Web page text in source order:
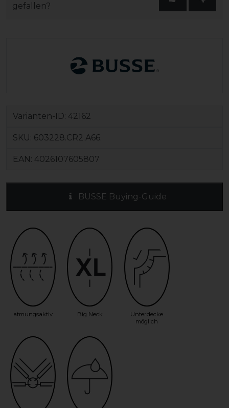
gefallen?
Varianten-ID: 42162
SKU: 603228.CR2.A66.
EAN: 4026107605807
BUSSE Buying-Guide
atmungsaktiv Big Neck
Unterdecke
möglich